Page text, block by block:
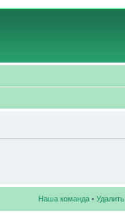
Наша команда •